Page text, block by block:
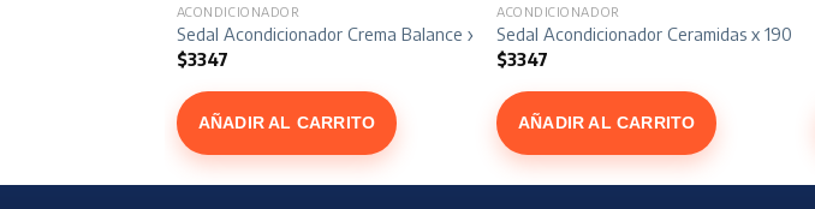
ACONDICIONADOR
Sedal Acondicionador Crema Balance x 190 ml
$3347
AÑADIR AL CARRITO
ACONDICIONADOR
Sedal Acondicionador Ceramidas x 190 ml
$3347
AÑADIR AL CARRITO